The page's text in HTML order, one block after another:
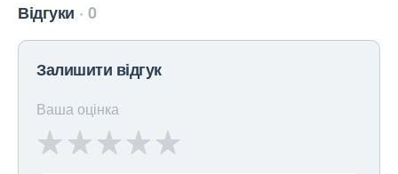
Відгуки 0
Залишити відгук
Ваша оцінка